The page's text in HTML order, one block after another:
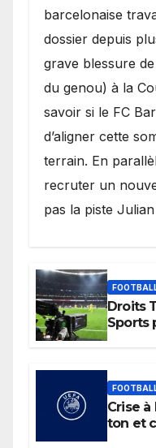
barcelonaise
dossier depuis
grave blessure
du genou) à la
savoir si le FC
d’aligner cette
terrain. En
recruter un
pas la piste
Droits
Sports
Crise à
ton et